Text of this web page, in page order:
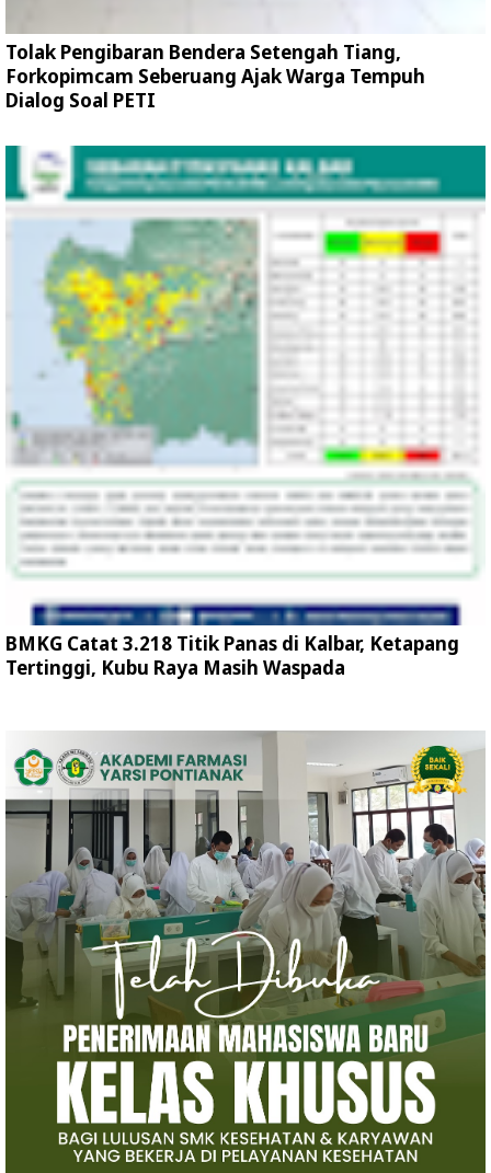
Tolak Pengibaran Bendera Setengah Tiang,
Forkopimcam Seberuang Ajak Warga Tempuh
Dialog Soal PETI
BMKG Catat 3.218 Titik Panas di Kalbar, Ketapang
Tertinggi, Kubu Raya Masih Waspada